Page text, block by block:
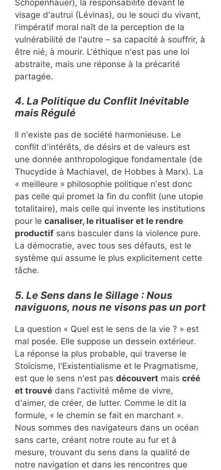
Schopenhauer), la responsabilité devant le
visage d'autrui (Lévinas), ou le souci du vivant,
l'impératif moral naît de la perception de la
vulnérabilité de l'autre – sa capacité à souffrir, à
être nié, à mourir. L'éthique n'est pas une loi
abstraite, mais une réponse à la précarité
partagée.
4. La Politique du Conflit Inévitable
mais Régulé
Il n'existe pas de société harmonieuse. Le
conflit d'intérêts, de désirs et de valeurs est
une donnée anthropologique fondamentale (de
Thucydide à Machiavel, de Hobbes à Marx). La
« meilleure » philosophie politique n'est donc
pas celle qui promet la fin du conflit (une utopie
totalitaire), mais celle qui invente les institutions
pour le canaliser, le ritualiser et le rendre
productif sans basculer dans la violence pure.
La démocratie, avec tous ses défauts, est le
système qui assume le plus explicitement cette
tâche.
5. Le Sens dans le Sillage : Nous
naviguons, nous ne visons pas un port
La question « Quel est le sens de la vie ? » est
mal posée. Elle suppose un dessein extérieur.
La réponse la plus probable, qui traverse le
Stoïcisme, l'Existentialisme et le Pragmatisme,
est que le sens n'est pas découvert mais créé
et trouvé dans l'activité même de vivre,
d'aimer, de créer, de lutter. Comme le dit la
formule, « le chemin se fait en marchant ».
Nous sommes des navigateurs dans un océan
sans carte, créant notre route au fur et à
mesure, trouvant du sens dans la qualité de
notre navigation et dans les rencontres que